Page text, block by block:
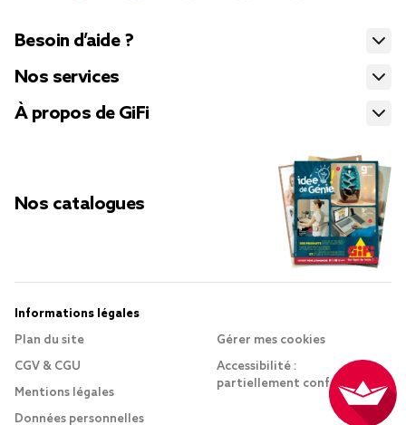
Besoin d’aide ?
Nos services
À propos de GiFi
Nos catalogues
Informations légales
Plan du site
CGV & CGU
Mentions légales
Données personnelles
Gérer mes cookies
Accessibilité :
partiellement conforme